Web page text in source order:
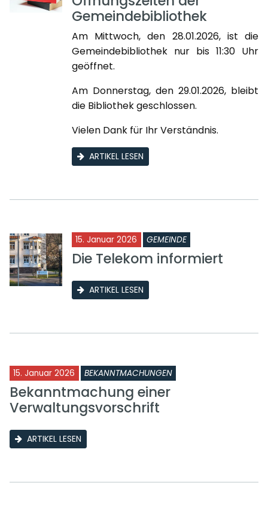
Gemeindebibliothek
Am Mittwoch, den 28.01.2026, ist die
Gemeindebibliothek nur bis 11:30 Uhr
geöffnet.
Am Donnerstag, den 29.01.2026, bleibt
die Bibliothek geschlossen.
Vielen Dank für Ihr Verständnis.
ARTIKEL LESEN
15. Januar 2026 GEMEINDE
Die Telekom informiert
ARTIKEL LESEN
15. Januar 2026 BEKANNTMACHUNGEN
Bekanntmachung einer
Verwaltungsvorschrift
ARTIKEL LESEN